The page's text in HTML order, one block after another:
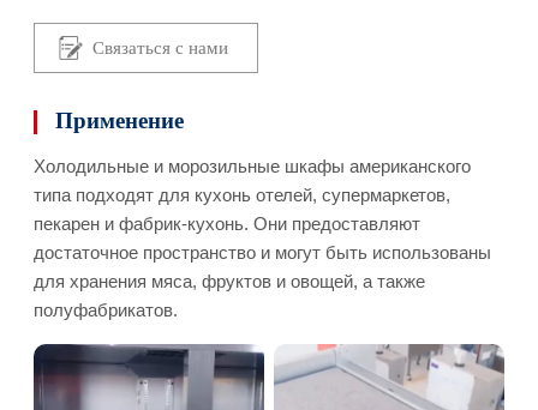
Связаться с нами
Применение
Холодильные и морозильные шкафы американского
типа подходят для кухонь отелей, супермаркетов,
пекарен и фабрик-кухонь. Они предоставляют
достаточное пространство и могут быть использованы
для хранения мяса, фруктов и овощей, а также
полуфабрикатов.